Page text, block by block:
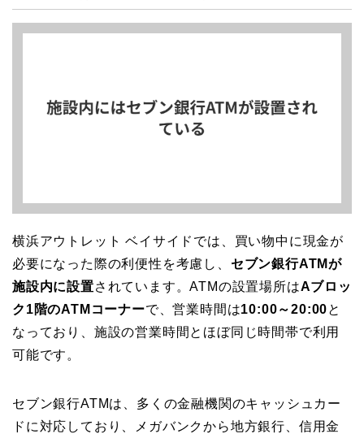
横浜アウトレット ベイサイドでは、買い物中に現金が
必要になった際の利便性を考慮し、 セブン銀行ATMが
施設内に設置されています。ATMの設置場所はAブロッ
ク1階のATMコーナーで、営業時間は10:00～20:00と
なっており、施設の営業時間とほぼ同じ時間帯で利用
可能です。
セブン銀行ATMは、多くの金融機関のキャッシュカー
ドに対応しており、メガバンクから地方銀行、信用金